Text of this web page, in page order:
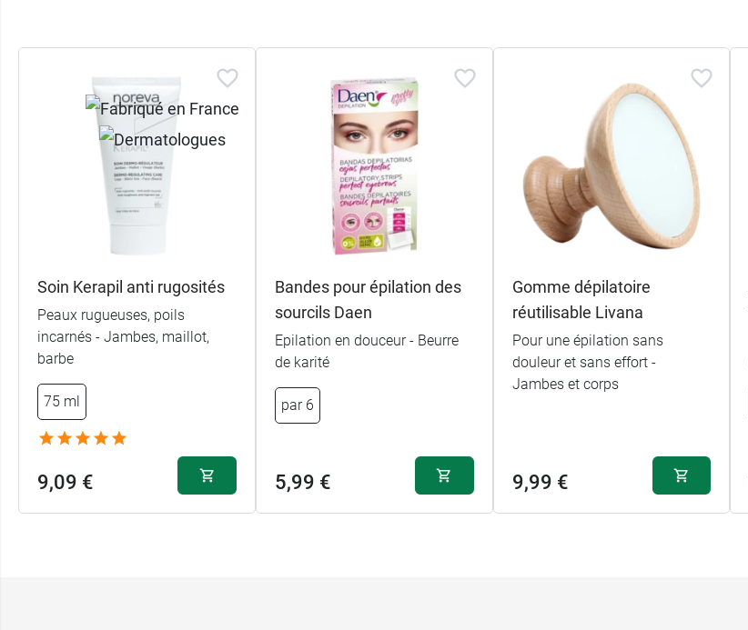
Soin Kerapil anti rugosités
Peaux rugueuses, poils
incarnés - Jambes, maillot,
barbe
75 ml
9,09 €
Bandes pour épilation des
sourcils Daen
Epilation en douceur - Beurre
de karité
par 6
5,99 €
Gomme dépilatoire
réutilisable Livana
Pour une épilation sans
douleur et sans effort -
Jambes et corps
9,99 €